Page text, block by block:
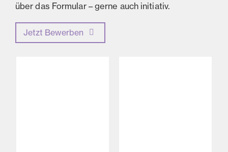
über das Formular – gerne auch initiativ.
Jetzt Bewerben